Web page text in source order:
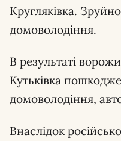
Кругляківка.
домоволодіння.
В результаті
Кутьківка
домоволодіння,
Внаслідок